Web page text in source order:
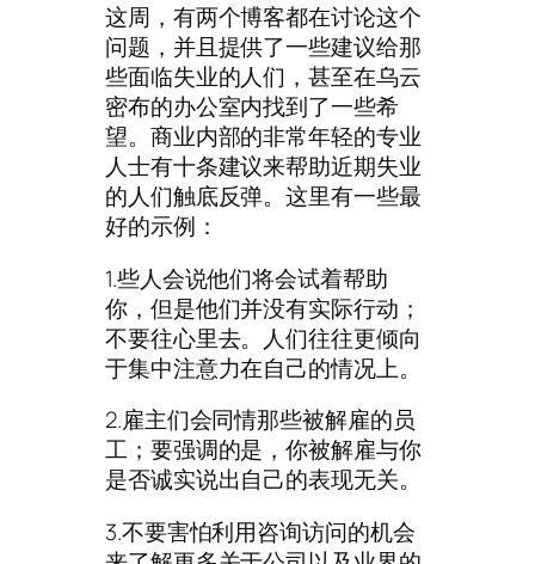
这周，有两个博客都在讨论这个
问题，并且提供了一些建议给那
些面临失业的人们，甚至在乌云
密布的办公室内找到了一些希
望。商业内部的非常年轻的专业
人士有十条建议来帮助近期失业
的人们触底反弹。这里有一些最
好的示例：
1.些人会说他们将会试着帮助
你，但是他们并没有实际行动；
不要往心里去。人们往往更倾向
于集中注意力在自己的情况上。
2.雇主们会同情那些被解雇的员
工；要强调的是，你被解雇与你
是否诚实说出自己的表现无关。
3.不要害怕利用咨询访问的机会